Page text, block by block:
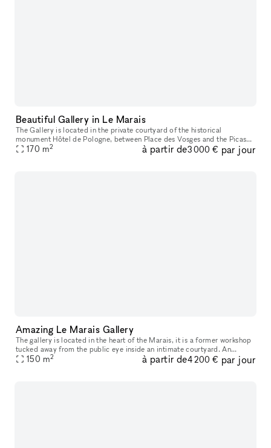
Beautiful Gallery in Le Marais
The Gallery is located in the private courtyard of the historical
monument Hôtel de Pologne, between Place des Vosges and the Picasso
Museum. Facing the Perrotin Gallery within Hotel Vefour, the 170m
170 m2 à partir de3 000 € par jour
Amazing Le Marais Gallery
The gallery is located in the heart of the Marais, it is a former workshop
tucked away from the public eye inside an intimate courtyard. An
atypical gallery that has known different historical perio
150 m2 à partir de4 200 € par jour